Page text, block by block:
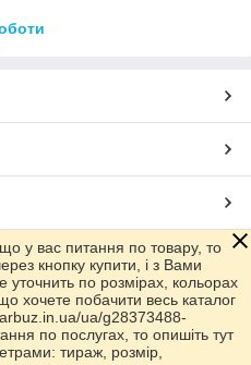
лише визначитися з
також самим малюнком. Ми
у вас питання по товару, то
кнопку купити, і з Вами
уточнить по розмірах, кольорах
хочете побачити весь каталог
arbuz.in.ua/ua/g28373488-
по послугах, то опишіть тут
тираж, розмір,